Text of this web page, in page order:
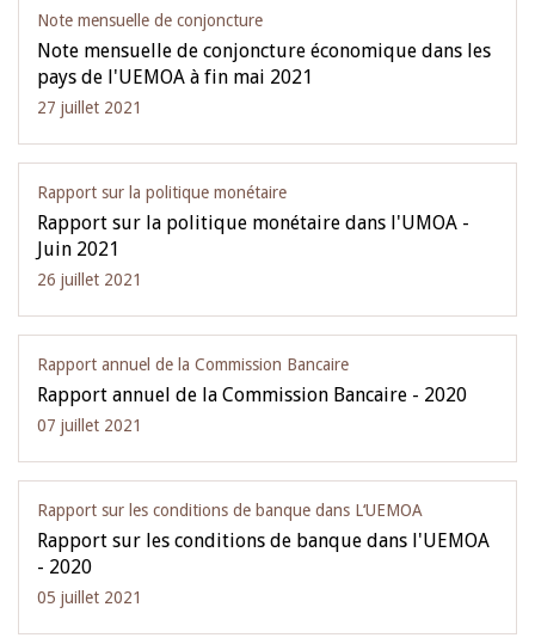
Note mensuelle de conjoncture
Note mensuelle de conjoncture économique dans les
pays de l'UEMOA à fin mai 2021
27 juillet 2021
Rapport sur la politique monétaire
Rapport sur la politique monétaire dans l'UMOA -
Juin 2021
26 juillet 2021
Rapport annuel de la Commission Bancaire
Rapport annuel de la Commission Bancaire - 2020
07 juillet 2021
Rapport sur les conditions de banque dans L‘UEMOA
Rapport sur les conditions de banque dans l'UEMOA
- 2020
05 juillet 2021